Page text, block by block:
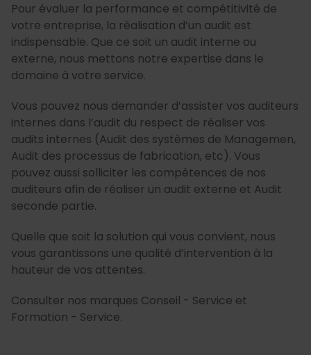
Pour évaluer la performance et compétitivité de
votre entreprise, la réalisation d’un audit est
indispensable. Que ce soit un audit interne ou
externe, nous mettons notre expertise dans le
domaine à votre service.
Vous pouvez nous demander d’assister vos auditeurs
internes dans l’audit du respect de réaliser vos
audits internes (Audit des systèmes de Managemen,
Audit des processus de fabrication, etc). Vous
pouvez aussi solliciter les compétences de nos
auditeurs afin de réaliser un audit externe et Audit
seconde partie.
Quelle que soit la solution qui vous convient, nous
vous garantissons une qualité d’intervention à la
hauteur de vos attentes.
Consulter nos marques Conseil - Service et
Formation - Service.